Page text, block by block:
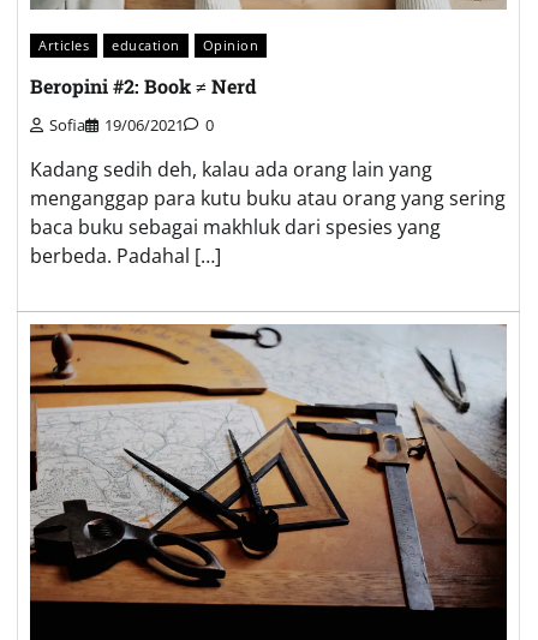
Articles education Opinion
Beropini #2: Book ≠ Nerd
Sofia 19/06/2021 0
Kadang sedih deh, kalau ada orang lain yang
menganggap para kutu buku atau orang yang sering
baca buku sebagai makhluk dari spesies yang
berbeda. Padahal […]